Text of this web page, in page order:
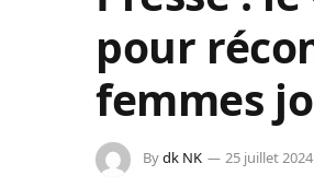
pour
femmes
Bydk NK 25 juillet 2024